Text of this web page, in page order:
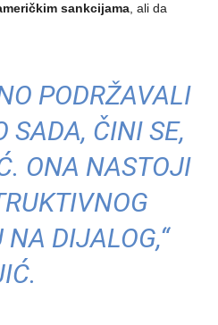
sankcijama, ali da
PODRŽAVALI
SADA, ČINI SE,
ONA NASTOJI
DIJALOG,“